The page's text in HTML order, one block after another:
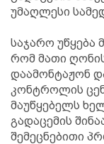
უმაღლესი
საჯარო უწყება
რომ მათი
დაამონტაჟონ
კონტროლის
მაუწყებელს
გადაცემის
შემეცნებითი